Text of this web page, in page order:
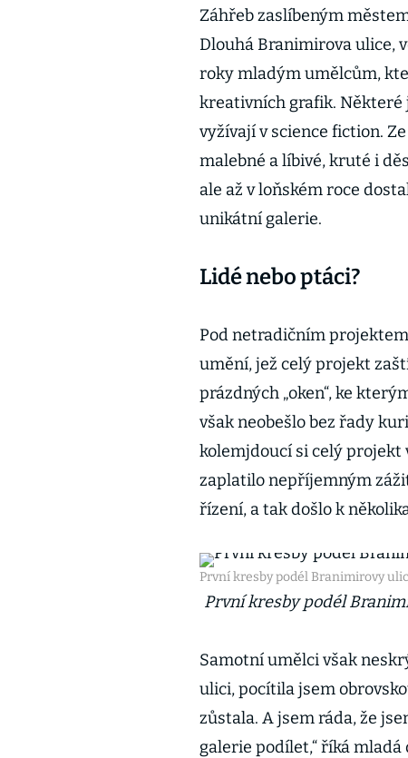
Záhřeb zaslíbeným
Dlouhá Branimirova ulice,
roky mladým umělcům,
kreativních grafik. Některé
vyžívají v science fiction.
malebné a líbivé, kruté i
ale až v loňském roce
unikátní galerie.
Lidé nebo ptáci?
Pod netradičním
umění, jež celý projekt
prázdných „oken“, ke
však neobešlo bez řady
kolemjdoucí si celý projekt
zaplatilo nepříjemným
řízení, a tak došlo k
První kresby podél Branimirovy
První kresby podél
Samotní umělci však
ulici, pocítila jsem
zůstala. A jsem ráda, že
galerie podílet,“ říká